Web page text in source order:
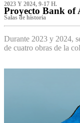
2023 Y 2024, 9-17 H.
Proyecto Bank of
S‌alas de historia
Durante 2023 y 2024,
de cuatro obras de la